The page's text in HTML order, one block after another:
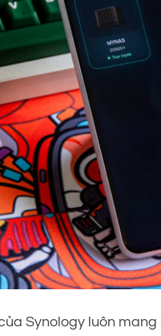
Synology luôn